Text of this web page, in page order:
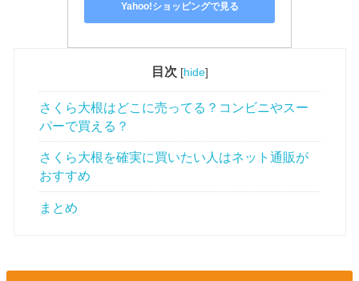
Yahoo!ショッピングで見る
目次 [hide]
さくら大根はどこに売ってる？コンビニやスー
パーで買える？
さくら大根を確実に買いたい人はネット通販が
おすすめ
まとめ